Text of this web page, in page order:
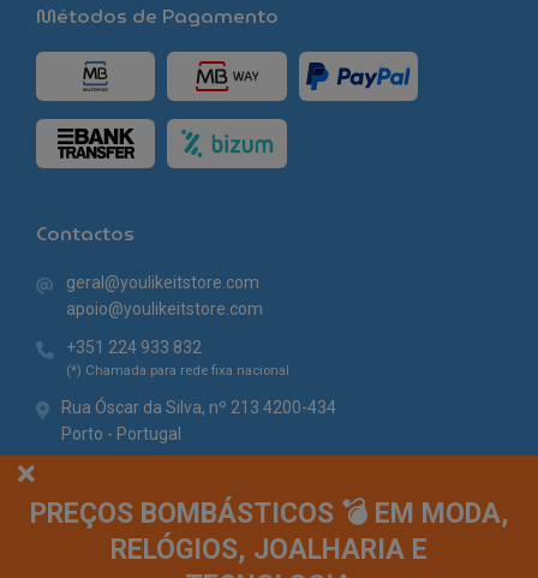
PREÇOS BOMBÁSTICOS 💣 EM MODA,
RELÓGIOS, JOALHARIA E
Métodos de Pagamento
Contactos
geral@youlikeitstore.com
apoio@youlikeitstore.com
+351 224 933 832
(*) Chamada para rede fixa nacional
Rua Óscar da Silva, nº 213 4200-434
Porto - Portugal